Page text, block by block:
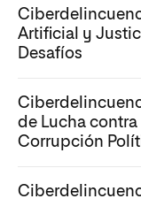
Artificial y
Desafíos
de Lucha
Corrupción